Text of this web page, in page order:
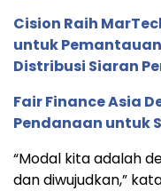
Cision Raih
untuk
Distribusi Siaran
Fair Finance Asia
Pendanaan untuk
“Modal kita adalah
dan diwujudkan,”